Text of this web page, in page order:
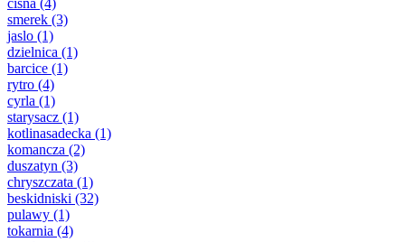
cisna (4)
smerek (3)
jaslo (1)
dzielnica (1)
barcice (1)
rytro (4)
cyrla (1)
starysacz (1)
kotlinasadecka (1)
komancza (2)
duszatyn (3)
chryszczata (1)
beskidniski (32)
pulawy (1)
tokarnia (4)